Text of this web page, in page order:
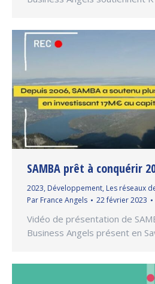
SAMBA prêt à conquérir
2023, Développement, Les réseaux
Par France Angels 22 février 2023
Vidéo de présentation de
Business Angels présent en